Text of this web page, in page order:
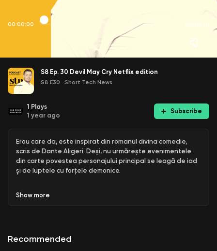
00:00:00 00:00:01
S8 Ep. 30 Devil May Cry Netflix edition
S8 E30 · Short Tech News
1 Plays
1 year ago
Subscribe
Erou care da, este inspirat din romanul divina comedie,
scris de Dante Aligeri. Deși, nu urmărește evenimentele
din carte povestea personajului principal se leagă de iad
și de luptele cu forțele demonice.
conține 6 titluri principale și multe alte remake-uri și
Show more
Recommended